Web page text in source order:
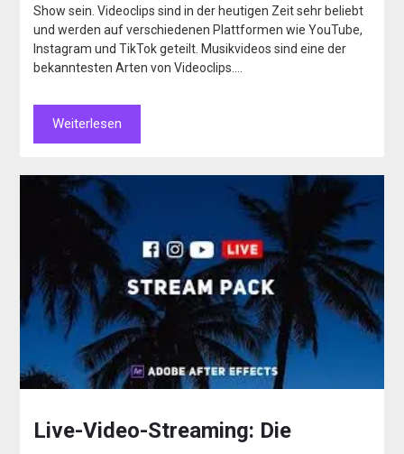
Show sein. Videoclips sind in der heutigen Zeit sehr beliebt
und werden auf verschiedenen Plattformen wie YouTube,
Instagram und TikTok geteilt. Musikvideos sind eine der
bekanntesten Arten von Videoclips….
Weiterlesen
Live-Video-Streaming: Die